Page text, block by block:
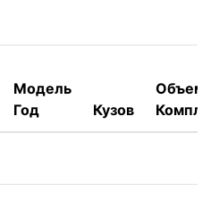
Модель
Год
Кузов
Объем,